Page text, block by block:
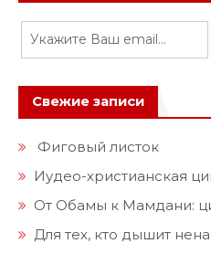
Свежие записи
Фиговый листок
Иудео-христианская
От Обамы к Мамдани:
Для тех, кто дышит